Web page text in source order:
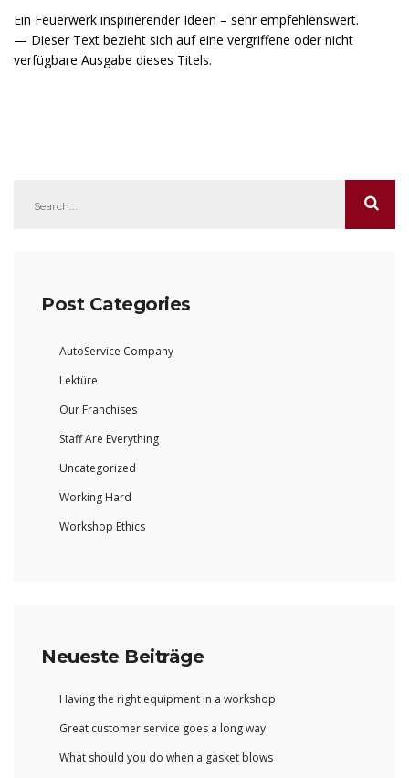
Ein Feuerwerk inspirierender Ideen – sehr empfehlenswert.
— Dieser Text bezieht sich auf eine vergriffene oder nicht
verfügbare Ausgabe dieses Titels.
Post Categories
AutoService Company
Lektüre
Our Franchises
Staff Are Everything
Uncategorized
Working Hard
Workshop Ethics
Neueste Beiträge
Having the right equipment in a workshop
Great customer service goes a long way
What should you do when a gasket blows